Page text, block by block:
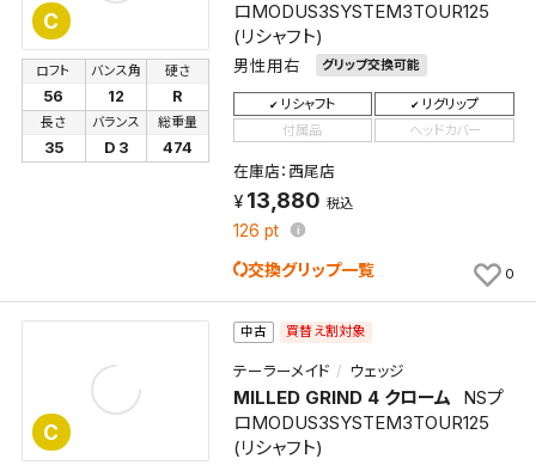
C
ロMODUS3SYSTEM3TOUR125
(リシャフト)
男性用右 グリップ交換可能
ロフト
56
バンス角
12
硬さ
R
長さ
35
バランス
D 3
総重量
474
リシャフト
リグリップ
付属品
ヘッドカバー
在庫店：西尾店
13,880 税込
126 pt
交換グリップ一覧 0
C
中古 買替え割対象
テーラーメイド ウェッジ
MILLED GRIND 4 クローム
NSプ
ロMODUS3SYSTEM3TOUR125
(リシャフト)